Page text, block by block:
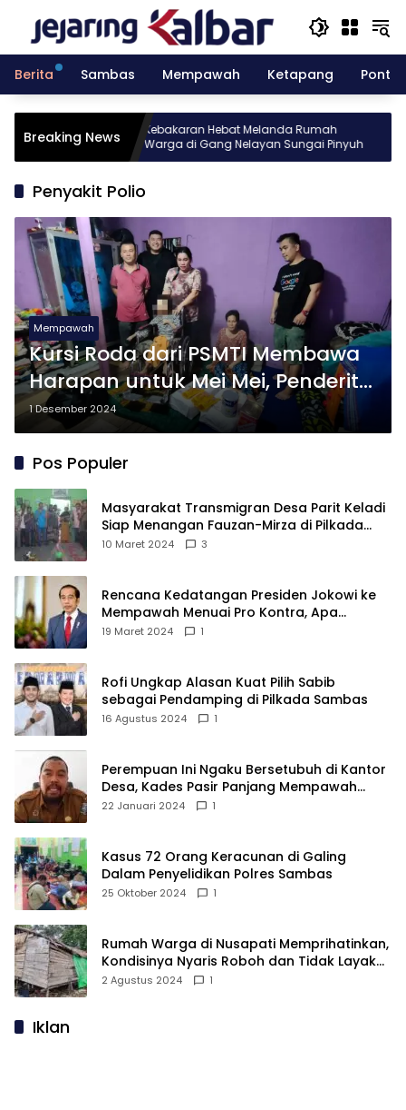
konten
Berita
Sambas Mempawah Ketapang
Breaking News
gelar
10
Kebakaran Hebat Melanda Rumah
Warga di Gang Nelayan Sungai Pinyuh
Penyakit Polio
Mempawah
Kursi Roda dari PSMTI Membawa
Harapan untuk Mei Mei, Penderita
Polio di Sungai Pinyuh
1 Desember 2024
Pos Populer
Masyarakat Transmigran Desa Parit Keladi
Siap Menangan Fauzan-Mirza di Pilkada
Kubu Raya
10 Maret 2024 3
Rencana Kedatangan Presiden Jokowi ke
Mempawah Menuai Pro Kontra, Apa
Sebabnya?
19 Maret 2024 1
Rofi Ungkap Alasan Kuat Pilih Sabib
sebagai Pendamping di Pilkada Sambas
16 Agustus 2024 1
Perempuan Ini Ngaku Bersetubuh di Kantor
Desa, Kades Pasir Panjang Mempawah
Membantah: Silakan Buktikan!
22 Januari 2024 1
Kasus 72 Orang Keracunan di Galing
Dalam Penyelidikan Polres Sambas
25 Oktober 2024 1
Rumah Warga di Nusapati Memprihatinkan,
Kondisinya Nyaris Roboh dan Tidak Layak
Huni
2 Agustus 2024 1
Iklan